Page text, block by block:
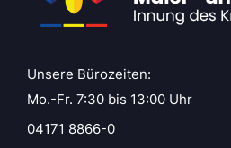
Unsere Bürozeiten:
Mo.-Fr. 7:30 bis 13:00 Uhr
04171 8866-0